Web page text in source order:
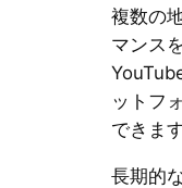
複数の
マンス
ットフ
できます
長期的